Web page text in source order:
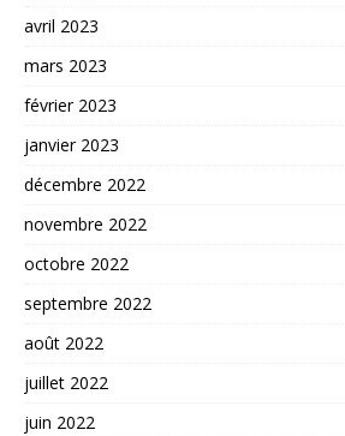
avril 2023
mars 2023
février 2023
janvier 2023
décembre 2022
novembre 2022
octobre 2022
septembre 2022
août 2022
juillet 2022
juin 2022